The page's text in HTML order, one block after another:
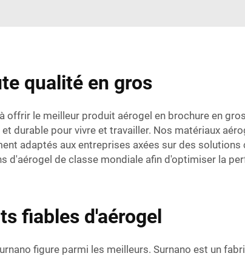
qualité en gros
offrir le meilleur produit aérogel en brochure en
durable pour vivre et travailler. Nos matériaux
adaptés aux entreprises axées sur des
d'aérogel de classe mondiale afin d'optimiser la
fiables d'aérogel
figure parmi les meilleurs. Surnano est un